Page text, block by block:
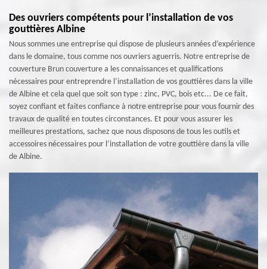
Des ouvriers compétents pour l’installation de vos
gouttières Albine
Nous sommes une entreprise qui dispose de plusieurs années d’expérience
dans le domaine, tous comme nos ouvriers aguerris. Notre entreprise de
couverture Brun couverture a les connaissances et qualifications
nécessaires pour entreprendre l’installation de vos gouttières dans la ville
de Albine et cela quel que soit son type : zinc, PVC, bois etc... De ce fait,
soyez confiant et faites confiance à notre entreprise pour vous fournir des
travaux de qualité en toutes circonstances. Et pour vous assurer les
meilleures prestations, sachez que nous disposons de tous les outils et
accessoires nécessaires pour l’installation de votre gouttière dans la ville
de Albine.